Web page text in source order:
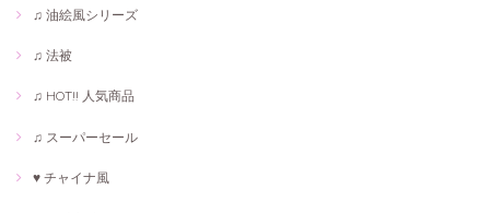
♫ 油絵風シリーズ
♫ 法被
♫ HOT!! 人気商品
♫ スーパーセール
♥ チャイナ風